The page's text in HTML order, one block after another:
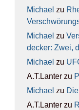
Michael zu
Michael zu
de­cker: Zwei,
Michael zu
A.T.Lanter zu
Michael zu
A.T.Lanter zu